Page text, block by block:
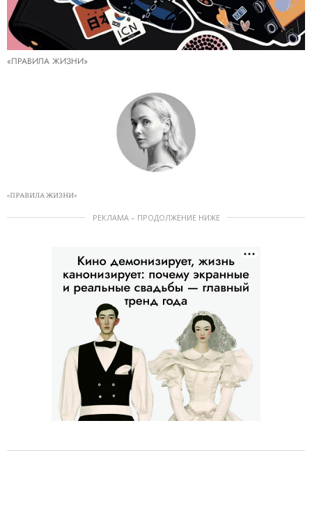
«ПРАВИЛА ЖИЗНИ»
«ПРАВИЛА ЖИЗНИ»
РЕКЛАМА – ПРОДОЛЖЕНИЕ НИЖЕ